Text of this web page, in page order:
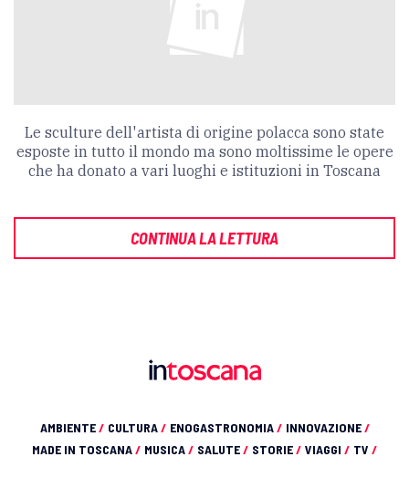
Le sculture dell'artista di origine polacca sono state
esposte in tutto il mondo ma sono moltissime le opere
che ha donato a vari luoghi e istituzioni in Toscana
CONTINUA LA LETTURA
AMBIENTE/ CULTURA/ ENOGASTRONOMIA/ INNOVAZIONE/
MADE IN TOSCANA/ MUSICA/ SALUTE/ STORIE/ VIAGGI / TV /